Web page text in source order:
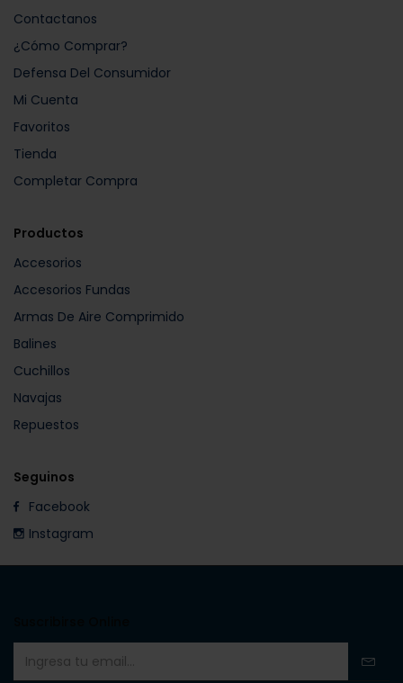
Contactanos
¿Cómo Comprar?
Defensa Del Consumidor
Mi Cuenta
Favoritos
Tienda
Completar Compra
Productos
Accesorios
Accesorios Fundas
Armas De Aire Comprimido
Balines
Cuchillos
Navajas
Repuestos
Seguinos
Facebook
Instagram